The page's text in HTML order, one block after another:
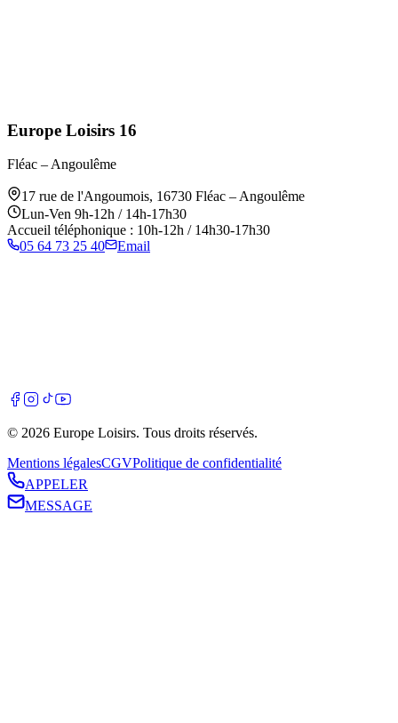
Europe Loisirs 16
Fléac – Angoulême
17 rue de l'Angoumois, 16730 Fléac – Angoulême
Lun-Ven 9h-12h / 14h-17h30
Accueil téléphonique : 10h-12h / 14h30-17h30
05 64 73 25 40
Email
© 2026 Europe Loisirs. Tous droits réservés.
Mentions légalesCGVPolitique de confidentialité
APPELER
MESSAGE